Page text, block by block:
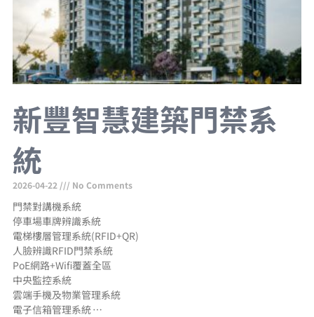
新豐智慧建築門禁系
統
2026-04-22 No Comments
門禁對講機系統
停車場車牌辨識系統
電梯樓層管理系統(RFID+QR)
人臉辨識RFID門禁系統
PoE網路+Wifi覆蓋全區
中央監控系統
雲端手機及物業管理系統
電子信箱管理系統